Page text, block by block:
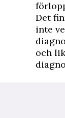
Det
inte
och